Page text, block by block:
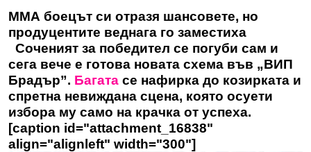
ММА боецът си отразя шансовете, но
продуцентите веднага го заместиха
Соченият за победител се погуби сам и
сега вече е готова новата схема във „ВИП
Брадър”. Багата се нафирка до козирката и
спретна невиждана сцена, която осуети
избора му само на крачка от успеха.
[caption id="attachment_16838"
align="alignleft" width="300"]